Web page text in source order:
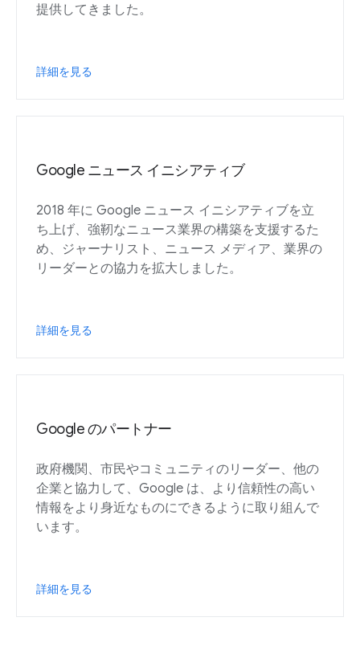
提供してきました。
詳細を見る
Google ニュース イニシアティブ
2018 年に Google ニュース イニシアティブを立
ち上げ、強靭なニュース業界の構築を支援するた
め、ジャーナリスト、ニュース メディア、業界の
リーダーとの協力を拡大しました。
詳細を見る
Google のパートナー
政府機関、市民やコミュニティのリーダー、他の
企業と協力して、Google は、より信頼性の高い
情報をより身近なものにできるように取り組んで
います。
詳細を見る